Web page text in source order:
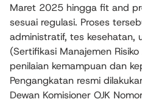
Maret 2025 hingga fit and
sesuai regulasi. Proses
administratif, tes kesehatan,
(Sertifikasi Manajemen
penilaian kemampuan dan
Pengangkatan resmi
Dewan Komisioner OJK